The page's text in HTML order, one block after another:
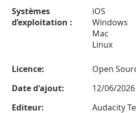
Systèmes
d’exploitation :
iOS
Windows
Mac
Linux
Licence:
Open
Date d'ajout:
12/06/2026
Editeur:
Audacity